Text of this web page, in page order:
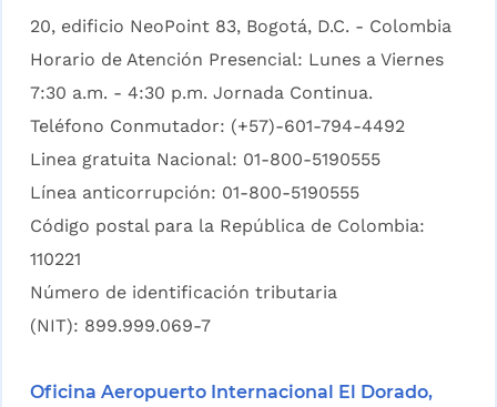
20, edificio NeoPoint 83, Bogotá, D.C. - Colombia
Horario de Atención Presencial: Lunes a Viernes
7:30 a.m. - 4:30 p.m. Jornada Continua.
Teléfono Conmutador: (+57)-601-794-4492
Linea gratuita Nacional: 01-800-5190555
Línea anticorrupción: 01-800-5190555
Código postal para la República de Colombia:
110221
Número de identificación tributaria
(NIT): 899.999.069-7
Oficina Aeropuerto Internacional El Dorado,